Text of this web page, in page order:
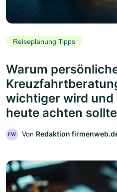
Reiseplanung Tipps
Warum
wichtiger wird und
heute achten
FW Von Redaktion